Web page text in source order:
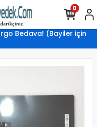
Bedava! (Bayiler için
0